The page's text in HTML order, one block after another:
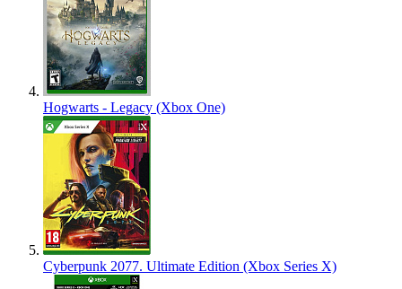
Hogwarts - Legacy (Xbox One)
Cyberpunk 2077. Ultimate Edition (Xbox Series X)